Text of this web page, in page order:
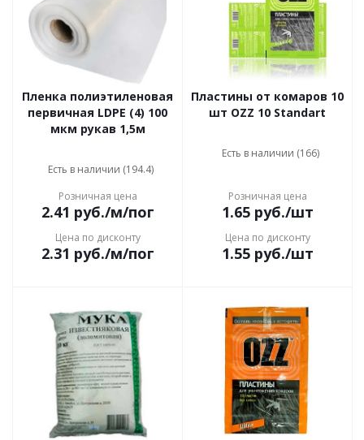
Пленка полиэтиленовая
первичная LDPE (4) 100
мкм рукав 1,5м
Есть в наличии (194.4)
Розничная цена
2.41 руб./м/пог
Цена по дисконту
2.31 руб./м/пог
Пластины от комаров 10
шт OZZ 10 Standart
Есть в наличии (166)
Розничная цена
1.65руб./шт
Цена по дисконту
1.55руб./шт